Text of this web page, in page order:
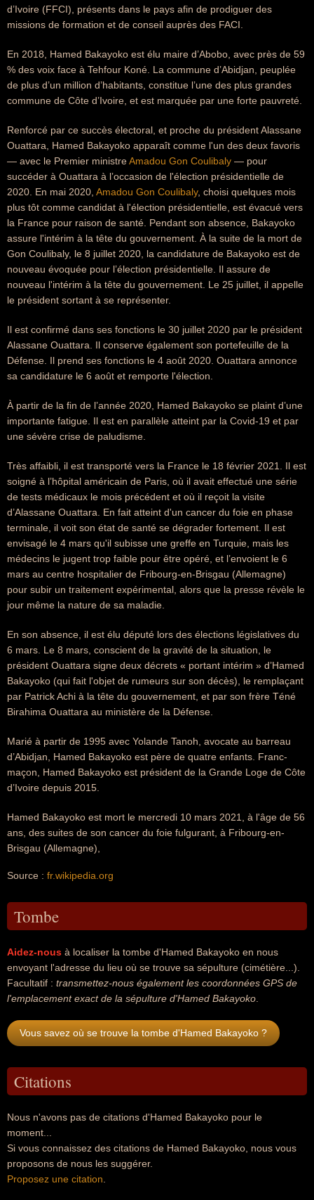
d’Ivoire (FFCI), présents dans le pays afin de prodiguer des
missions de formation et de conseil auprès des FACI.
En 2018, Hamed Bakayoko est élu maire d’Abobo, avec près de 59
% des voix face à Tehfour Koné. La commune d’Abidjan, peuplée
de plus d’un million d’habitants, constitue l’une des plus grandes
commune de Côte d’Ivoire, et est marquée par une forte pauvreté.
Renforcé par ce succès électoral, et proche du président Alassane
Ouattara, Hamed Bakayoko apparaît comme l'un des deux favoris
— avec le Premier ministreAmadou Gon Coulibaly — pour
succéder à Ouattara à l’occasion de l'élection présidentielle de
2020. En mai 2020, Amadou Gon Coulibaly, choisi quelques mois
plus tôt comme candidat à l'élection présidentielle, est évacué vers
la France pour raison de santé. Pendant son absence, Bakayoko
assure l'intérim à la tête du gouvernement. À la suite de la mort de
Gon Coulibaly, le 8 juillet 2020, la candidature de Bakayoko est de
nouveau évoquée pour l’élection présidentielle. Il assure de
nouveau l'intérim à la tête du gouvernement. Le 25 juillet, il appelle
le président sortant à se représenter.
Il est confirmé dans ses fonctions le 30 juillet 2020 par le président
Alassane Ouattara. Il conserve également son portefeuille de la
Défense. Il prend ses fonctions le 4 août 2020. Ouattara annonce
sa candidature le 6 août et remporte l'élection.
À partir de la fin de l’année 2020, Hamed Bakayoko se plaint d’une
importante fatigue. Il est en parallèle atteint par la Covid-19 et par
une sévère crise de paludisme.
Très affaibli, il est transporté vers la France le 18 février 2021. Il est
soigné à l’hôpital américain de Paris, où il avait effectué une série
de tests médicaux le mois précédent et où il reçoit la visite
d’Alassane Ouattara. En fait atteint d'un cancer du foie en phase
terminale, il voit son état de santé se dégrader fortement. Il est
envisagé le 4 mars qu'il subisse une greffe en Turquie, mais les
médecins le jugent trop faible pour être opéré, et l’envoient le 6
mars au centre hospitalier de Fribourg-en-Brisgau (Allemagne)
pour subir un traitement expérimental, alors que la presse révèle le
jour même la nature de sa maladie.
En son absence, il est élu député lors des élections législatives du
6 mars. Le 8 mars, conscient de la gravité de la situation, le
président Ouattara signe deux décrets « portant intérim » d’Hamed
Bakayoko (qui fait l'objet de rumeurs sur son décès), le remplaçant
par Patrick Achi à la tête du gouvernement, et par son frère Téné
Birahima Ouattara au ministère de la Défense.
Marié à partir de 1995 avec Yolande Tanoh, avocate au barreau
d’Abidjan, Hamed Bakayoko est père de quatre enfants. Franc-
maçon, Hamed Bakayoko est président de la Grande Loge de Côte
d’Ivoire depuis 2015.
Hamed Bakayoko est mort le mercredi 10 mars 2021, à l'âge de 56
ans, des suites de son cancer du foie fulgurant, à Fribourg-en-
Brisgau (Allemagne),
Source : fr.wikipedia.org
Tombe
Aidez-nous à localiser la tombe d'Hamed Bakayoko en nous
envoyant l'adresse du lieu où se trouve sa sépulture (cimétière...).
Facultatif : transmettez-nous également les coordonnées GPS de
l'emplacement exact de la sépulture d'Hamed Bakayoko
Vous savez où se trouve la tombe d'Hamed Bakayoko ?
Citations
Nous n'avons pas de citations d'Hamed Bakayoko pour le
moment...
Si vous connaissez des citations de Hamed Bakayoko, nous vous
proposons de nous les suggérer.
Proposez une citation